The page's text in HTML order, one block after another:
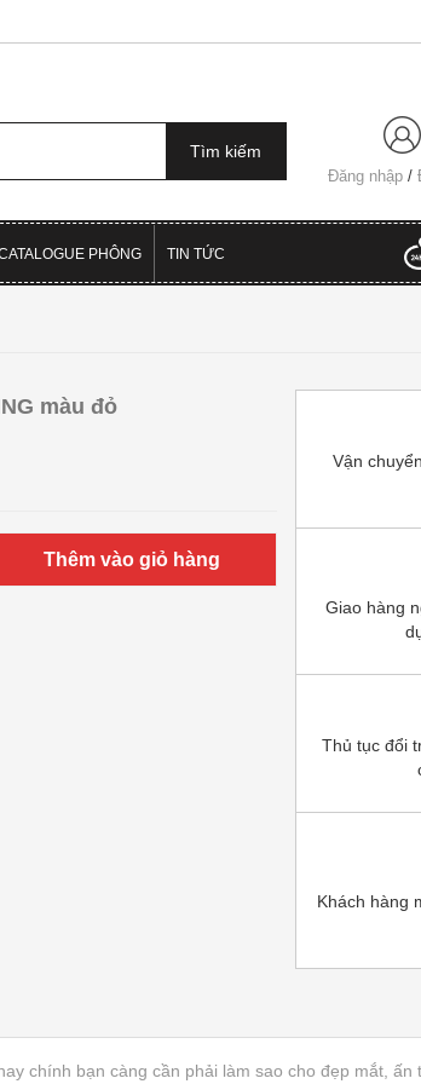
Đăng nhập /
PHÔNG TIN TỨC
màu đỏ
Thêm vào giỏ hàng
Vận
Giao hàng
Thủ tục đổi
Khách hàng
chính bạn càng cần phải làm sao cho đẹp mắt, ấn